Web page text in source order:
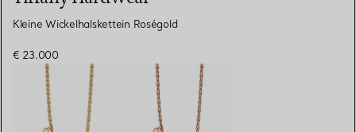
Kleine Wickelhalskettein Roségold
€ 23.000